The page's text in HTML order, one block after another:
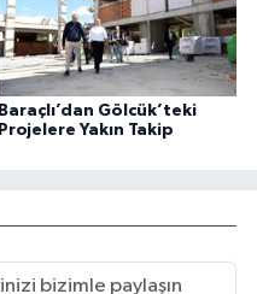
Baraçlı’dan Gölcük’teki
Projelere Yakın Takip